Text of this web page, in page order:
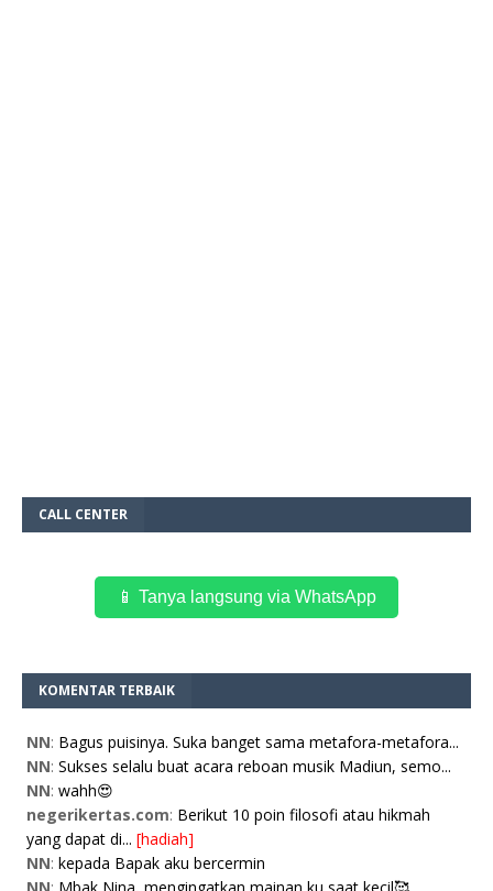
CALL CENTER
📱 Tanya langsung via WhatsApp
KOMENTAR TERBAIK
NN: Bagus puisinya. Suka banget sama metafora-metafora...
NN: Sukses selalu buat acara reboan musik Madiun, semo...
NN: wahh😍
negerikertas.com: Berikut 10 poin filosofi atau hikmah
yang dapat di... [hadiah]
NN: kepada Bapak aku bercermin